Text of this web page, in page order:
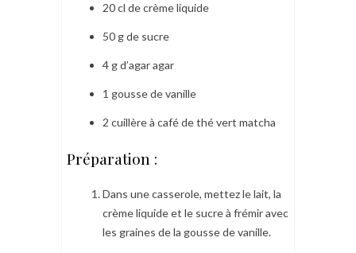
20 cl de crème liquide
50 g de sucre
4 g d’agar agar
1 gousse de vanille
2 cuillère à café de thé vert matcha
Préparation :
Dans une casserole, mettez le lait, la
crème liquide et le sucre à frémir avec
les graines de la gousse de vanille.